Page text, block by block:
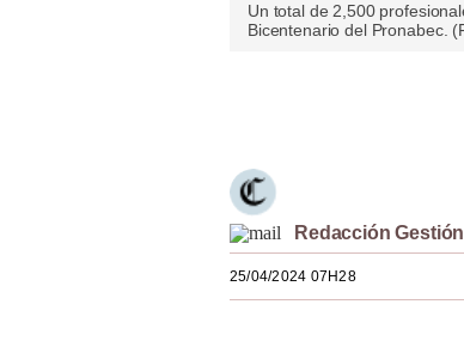
Un total de 2,500
Bicentenario del Pronabec.
Redacción Gestión
25/04/2024 07H28